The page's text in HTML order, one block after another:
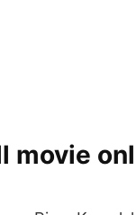
movie